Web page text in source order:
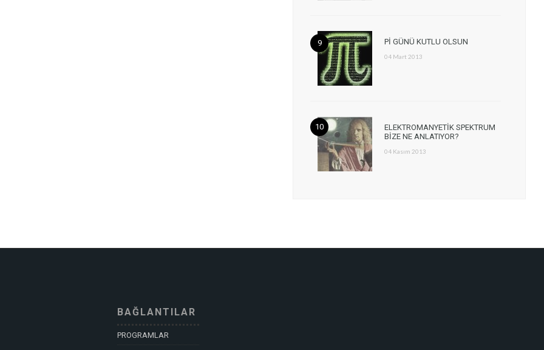
Pİ GÜNÜ KUTLU OLSUN
04 Mart 2013
ELEKTROMANYETİK SPEKTRUM
BİZE NE ANLATIYOR?
04 Kasım 2013
BAĞLANTILAR
PROGRAMLAR